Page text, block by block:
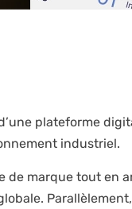
plateforme
industriel.
de marque tout en